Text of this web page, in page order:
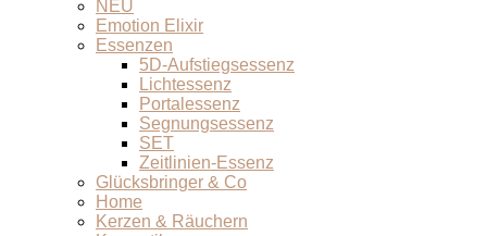
NEU
Emotion Elixir
Essenzen
5D-Aufstiegsessenz
Lichtessenz
Portalessenz
Segnungsessenz
SET
Zeitlinien-Essenz
Glücksbringer & Co
Home
Kerzen & Räuchern